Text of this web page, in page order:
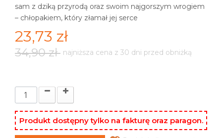
sam z dziką przyrodą oraz swoim najgorszym wrogiem
– chłopakiem, który złamał jej serce
23,73 zł
34,90 zł najniższa cena z 30 dni przed obniżką
Produkt dostępny tylko na fakturę oraz paragon.